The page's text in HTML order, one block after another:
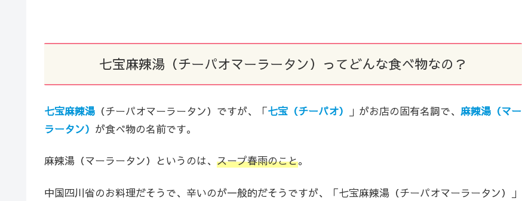
七宝麻辣湯（チーパオマーラータン）ってどんな食べ物なの？
七宝麻辣湯 （チーパオマーラータン）ですが、「七宝（チーパオ） 」がお店の固有名詞で、 麻辣湯（マー
ラータン） が食べ物の名前です。
麻辣湯（マーラータン）というのは、 スープ春雨のこと。
中国四川省のお料理だそうで、辛いのが一般的だそうですが、「七宝麻辣湯（チーパオマーラータン）」